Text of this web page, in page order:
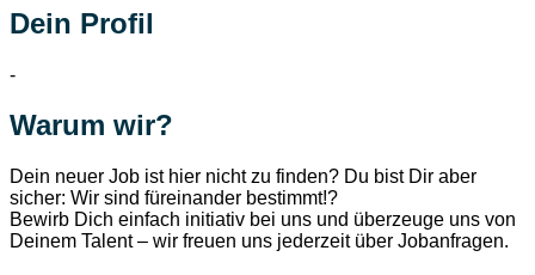
Dein Profil
-
Warum wir?
Dein neuer Job ist hier nicht zu finden? Du bist Dir aber
sicher: Wir sind füreinander bestimmt!?
Bewirb Dich einfach initiativ bei uns und überzeuge uns von
Deinem Talent – wir freuen uns jederzeit über Jobanfragen.